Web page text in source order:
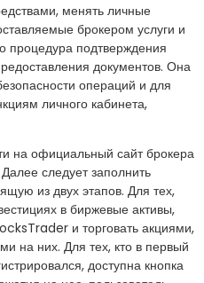
менять личные
брокером услуги и
процедура подтверждения
документов. Она
операций и для
личного кабинета,
на официальный сайт брокера
следует заполнить
из двух этапов. Для тех,
в биржевые активы,
и торговать акциями,
на них. Для тех, кто в первый
доступна кнопка